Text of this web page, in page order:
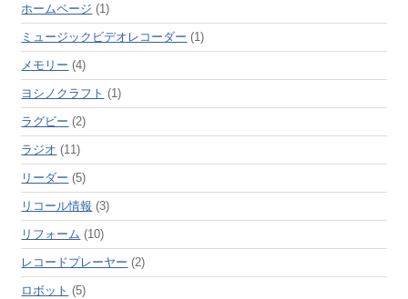
ホームページ (1)
ミュージックビデオレコーダー (1)
メモリー (4)
ヨシノクラフト (1)
ラグビー (2)
ラジオ (11)
リーダー (5)
リコール情報 (3)
リフォーム (10)
レコードプレーヤー (2)
ロボット (5)